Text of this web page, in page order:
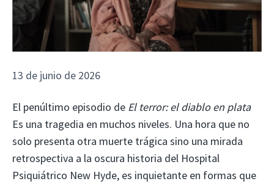
13 de junio de 2026
El penúltimo episodio de El terror: el diablo en plata
Es una tragedia en muchos niveles. Una hora que no
solo presenta otra muerte trágica sino una mirada
retrospectiva a la oscura historia del Hospital
Psiquiátrico New Hyde, es inquietante en formas que